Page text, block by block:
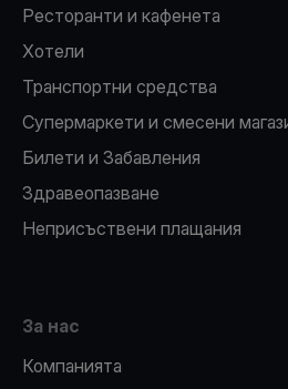
Ресторанти и кафенета
Хотели
Транспортни средства
Супермаркети и смесени
Билети и Забавления
Здравеопазване
Неприсъствени плащания
За нас
Компанията